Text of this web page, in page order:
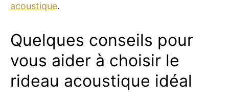
acoustique.
Quelques conseils pour
vous aider à choisir le
rideau acoustique idéal